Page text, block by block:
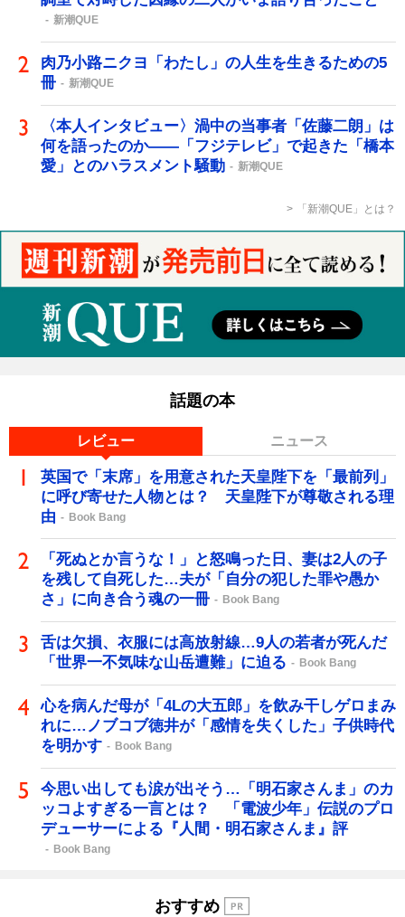
新潮QUE
肉乃小路ニクヨ「わたし」の人生を生きるための5
冊
新潮QUE
〈本人インタビュー〉渦中の当事者「佐藤二朗」は
何を語ったのか――「フジテレビ」で起きた「橋本
愛」とのハラスメント騒動
新潮QUE
「新潮QUE」とは？
話題の本
レビュー ニュース
英国で「末席」を用意された天皇陛下を「最前列」
に呼び寄せた人物とは？ 天皇陛下が尊敬される理
由
Book Bang
「死ぬとか言うな！」と怒鳴った日、妻は2人の子
を残して自死した…夫が「自分の犯した罪や愚か
さ」に向き合う魂の一冊
Book Bang
舌は欠損、衣服には高放射線…9人の若者が死んだ
「世界一不気味な山岳遭難」に迫る
Book Bang
心を病んだ母が「4Lの大五郎」を飲み干しゲロまみ
れに…ノブコブ徳井が「感情を失くした」子供時代
を明かす
Book Bang
今思い出しても涙が出そう…「明石家さんま」のカ
ッコよすぎる一言とは？ 「電波少年」伝説のプロ
デューサーによる『人間・明石家さんま』評
Book Bang
おすすめ